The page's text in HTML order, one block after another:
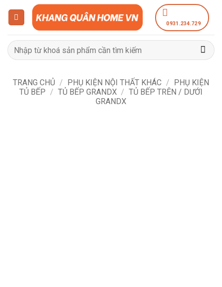
dung
0931.234.729
Tìm
kiếm:
TRANG CHỦ / PHỤ KIỆN NỘI THẤT KHÁC / PHỤ KIỆN
TỦ BẾP / TỦ BẾP GRANDX / TỦ BẾP TRÊN / DƯỚI
GRANDX